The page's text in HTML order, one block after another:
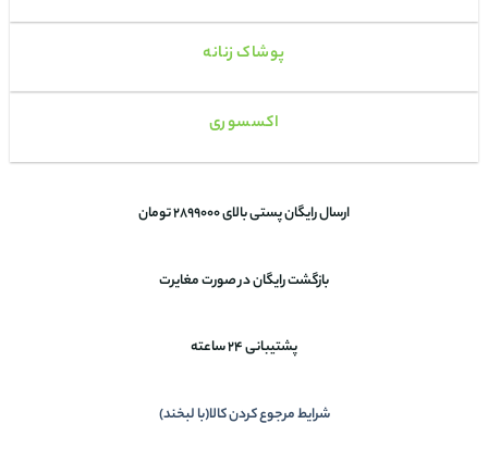
پوشاک زنانه
اکسسوری
ارسال رایگان پستی بالای 2899000 تومان
بازگشت رایگان در صورت مغایرت
پشتیبانی 24 ساعته
شرایط مرجوع کردن کالا(با لبخند)